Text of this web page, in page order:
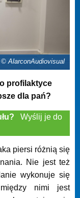
© AlarconAudiovisual
profilaktyce
dla pań?
Wyślij je do
piersi różnią się
Nie jest też
wykonuje się
między nimi jest